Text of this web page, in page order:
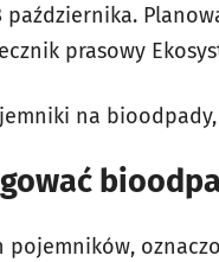
października.
prasowy
na
pojemników,